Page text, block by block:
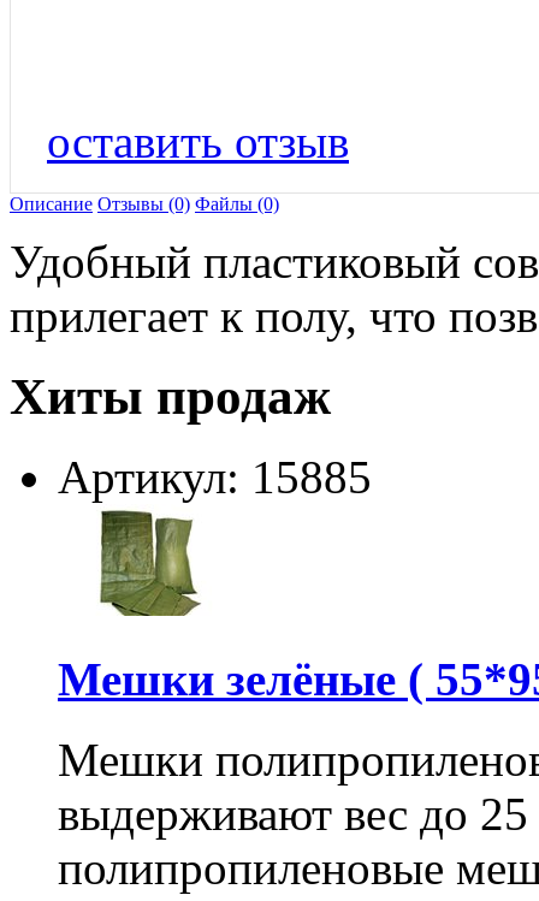
оставить отзыв
Описание Отзывы (0) Файлы (0)
Удобный пластиковый
прилегает к полу, что
Хиты продаж
Артикул: 15885
Мешки зелёные (
Мешки
выдерживают вес до
полипропиленовые